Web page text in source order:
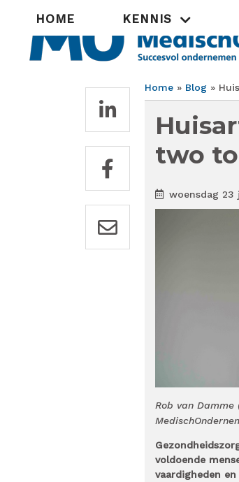
Hoofdnavigatie
HOME KENNIS
Kruimelpad
Home Blog
two
woensdag 23
Rob van
voldoende
vaardigheden